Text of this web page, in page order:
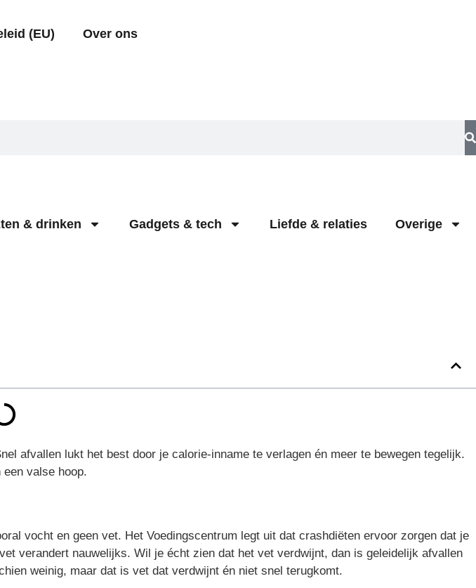
(EU) Over ons
& drinken Gadgets & tech Liefde & relaties Overige
afvallen lukt het best door je calorie-inname te verlagen én meer te bewegen tegelijk.
valse hoop.
vocht en geen vet. Het Voedingscentrum legt uit dat crashdiëten ervoor zorgen dat je
verandert nauwelijks. Wil je écht zien dat het vet verdwijnt, dan is geleidelijk afvallen
weinig, maar dat is vet dat verdwijnt én niet snel terugkomt.